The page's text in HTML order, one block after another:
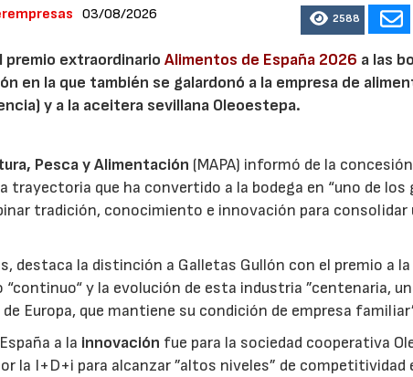
03/08/2026 2588
premio extraordinarioAlimentos de España 2026 a las
en la que también se galardonó a la empresa de
y a la aceitera sevillana Oleoestepa.
Pesca y Alimentación (MAPA) informó de la
trayectoria que ha convertido a la bodega en “uno de
tradición, conocimiento e innovación para
destaca la distinción a Galletas Gullón con el premio a la
y la evolución de esta industria ”centenaria,
Europa, que mantiene su condición de empresa
a la innovación fue para la sociedad cooperativa
la I+D+i para alcanzar ”altos niveles” de